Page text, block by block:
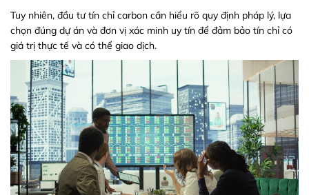
Tuy nhiên, đầu tư tín chỉ carbon cần hiểu rõ quy định pháp lý, lựa
chọn đúng dự án và đơn vị xác minh uy tín để đảm bảo tín chỉ có
giá trị thực tế và có thể giao dịch.